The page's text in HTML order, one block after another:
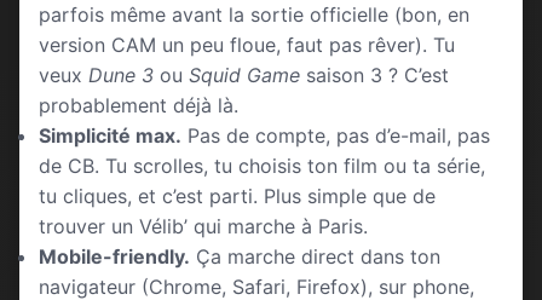
parfois même avant la sortie officielle (bon, en
version CAM un peu floue, faut pas rêver). Tu
veux Dune 3 ou Squid Game saison 3 ? C’est
probablement déjà là.
Simplicité max. Pas de compte, pas d’e-mail, pas
de CB. Tu scrolles, tu choisis ton film ou ta série,
tu cliques, et c’est parti. Plus simple que de
trouver un Vélib’ qui marche à Paris.
Mobile-friendly. Ça marche direct dans ton
navigateur (Chrome, Safari, Firefox), sur phone,